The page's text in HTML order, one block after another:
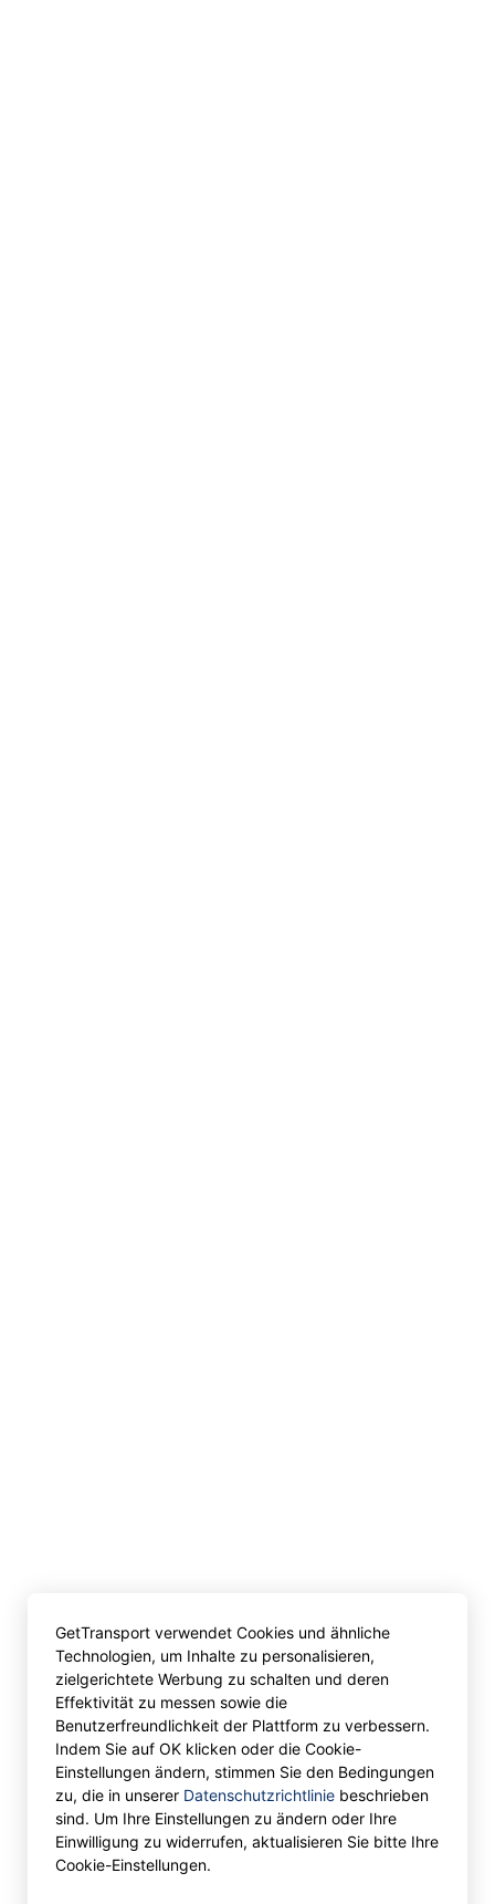
GetTransport verwendet Cookies und ähnliche
Technologien, um Inhalte zu personalisieren,
zielgerichtete Werbung zu schalten und deren
Effektivität zu messen sowie die
Benutzerfreundlichkeit der Plattform zu verbessern.
Indem Sie auf OK klicken oder die Cookie-
Einstellungen ändern, stimmen Sie den Bedingungen
zu, die in unserer Datenschutzrichtlinie beschrieben
sind. Um Ihre Einstellungen zu ändern oder Ihre
Einwilligung zu widerrufen, aktualisieren Sie bitte Ihre
Cookie-Einstellungen.